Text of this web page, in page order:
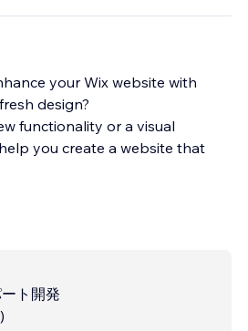
your Wix website with
design?
functionality or a visual
you create a website that
ト開発
)